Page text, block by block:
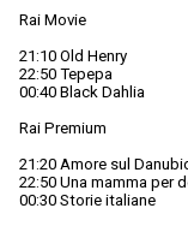
Rai Movie
21:10 Old Henry
22:50 Tepepa
00:40 Black Dahlia
Rai Premium
21:20 Amore sul
22:50 Una mamma per
00:30 Storie italiane